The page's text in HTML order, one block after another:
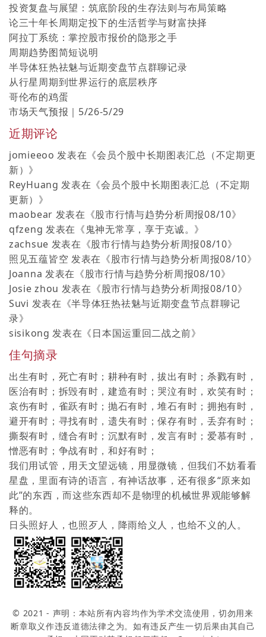
投资复盘与展望：筑底阶段的生存法则与布局策略
论三十年长周期定投下的生活哲学与财富抉择
阿拉丁系统：掌控股市报价的隐形之手
周期趋势图简短说明
半导体狂热祛魅与近期变盘节点群聊记录
从行星周期到世界运行的底层秩序
哥伦布的鸡蛋
市场天气预报｜5/26-5/29
近期评论
jomieeoo 发表在《会员个股中长期图表汇总（不定期更
新） 》
ReyHuang 发表在《会员个股中长期图表汇总（不定期
更新） 》
maobear 发表在《股市行情与趋势分析周报08/10》
qfzeng 发表在《鬼神无常享，享于克诚。 》
zachsue 发表在《股市行情与趋势分析周报08/10》
照见五蕴皆空 发表在《股市行情与趋势分析周报08/10》
Joanna 发表在《股市行情与趋势分析周报08/10》
Josie zhou 发表在《股市行情与趋势分析周报08/10》
Suvi 发表在《半导体狂热祛魅与近期变盘节点群聊记
录》
sisikong 发表在《日本国运重回二战之前》
佳句摘录
出生有时，死亡有时；耕种有时，拔出有时；杀戮有时，
医治有时；拆毁有时，建造有时；哭泣有时，欢笑有时；
哀伤有时，雀跃有时；抛石有时，堆石有时；拥抱有时，
避开有时；寻找有时，遗失有时；保存有时，丢弃有时；
撕裂有时，缝合有时；沉默有时，发言有时；爱慕有时，
憎恶有时；争战有时，和好有时；
我们用试管，用天文望远镜，用显微镜，但我们不妨看看
星盘，里面有诗的语言，有神话故事，还有很多“原来如
此”的东西，而这些东西却不是物理的机械世界观能够解
释的。
日头照好人，也照歹人，降雨给义人，也给不义的人。
© 2021 - 声明：本站所有内容均作为学术交流使用，切勿用来
断章取义作违反道德法律之为。如有违反产生一切后果由其自己